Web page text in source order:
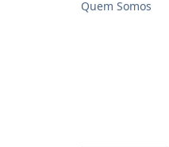
Quem Somos